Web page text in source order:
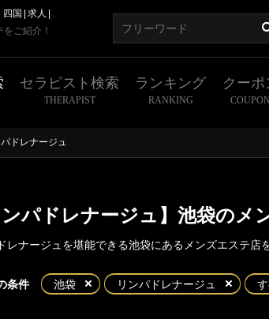
四国
求人
ご紹介！
セラピスト検索
THERAPIST
ランキング
RANKING
クーポ
COUPON
ドレナージュ
ンパドレナージュ】池袋のメ
レナージュを堪能できる池袋にあるメンズエステ店
条件 池袋 リンパドレナージュ